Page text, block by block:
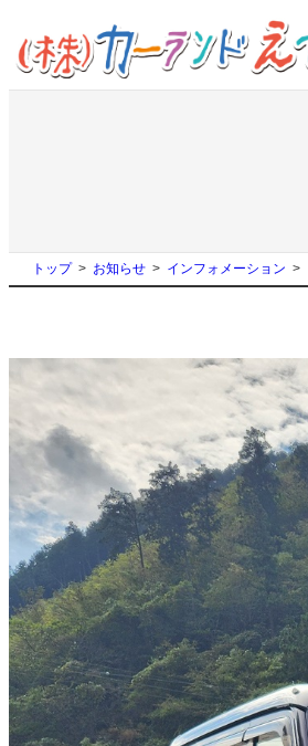
容
を
ス
トップ お知らせ インフォメーション